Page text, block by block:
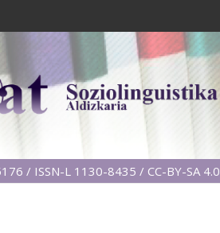
/ ISSN-L 1130-8435 / CC-BY-SA 4.0